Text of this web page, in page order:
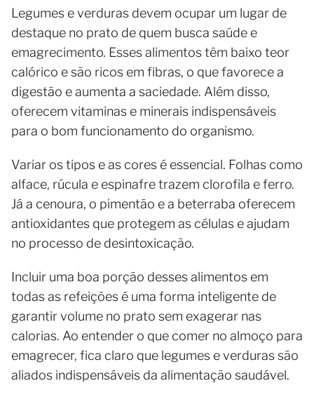
Legumes e verduras devem ocupar um lugar de
destaque no prato de quem busca saúde e
emagrecimento. Esses alimentos têm baixo teor
calórico e são ricos em fibras, o que favorece a
digestão e aumenta a saciedade. Além disso,
oferecem vitaminas e minerais indispensáveis
para o bom funcionamento do organismo.
Variar os tipos e as cores é essencial. Folhas como
alface, rúcula e espinafre trazem clorofila e ferro.
Já a cenoura, o pimentão e a beterraba oferecem
antioxidantes que protegem as células e ajudam
no processo de desintoxicação.
Incluir uma boa porção desses alimentos em
todas as refeições é uma forma inteligente de
garantir volume no prato sem exagerar nas
calorias. Ao entender o que comer no almoço para
emagrecer, fica claro que legumes e verduras são
aliados indispensáveis da alimentação saudável.